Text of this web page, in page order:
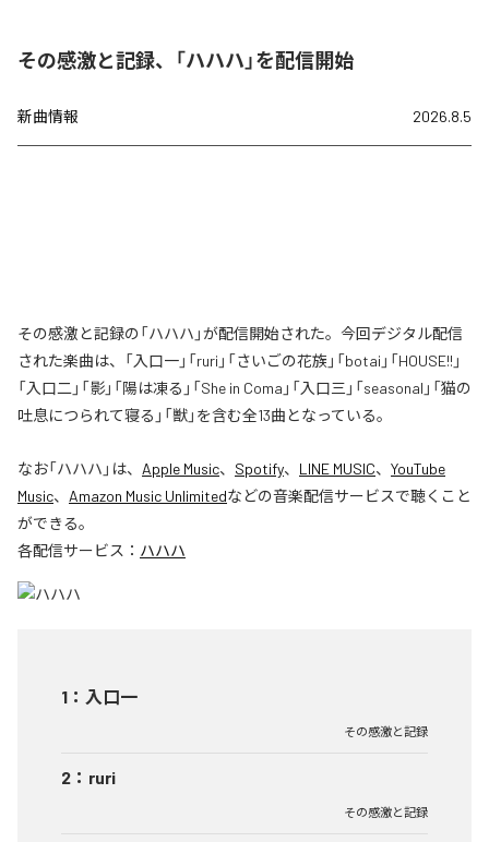
その感激と記録、「ハハハ」を配信開始
新曲情報 2026.8.5
その感激と記録の「ハハハ」が配信開始された。今回デジタル配信
された楽曲は、「入口一」「ruri」「さいごの花族」「botai」「HOUSE!!」
「入口二」「影」「陽は凍る」「She in Coma」「入口三」「seasonal」「猫の
吐息につられて寝る」「獣」を含む全13曲となっている。
なお「ハハハ 」は、 Apple Music、 Spotify、 LINE MUSIC、 YouTube
Music、 Amazon Music Unlimitedなどの音楽配信サービスで聴くこと
ができる。
各配信サービス： ハハハ
1 ： 入口一
その感激と記録
2 ： ruri
その感激と記録